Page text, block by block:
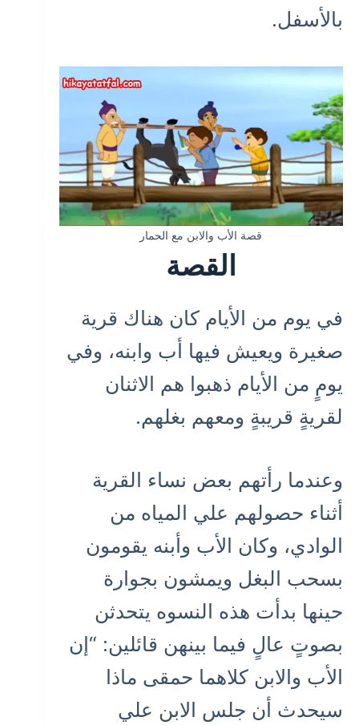
بالأسفل.
قصة الأب والابن مع الحمار
القصة
في يوم من الأيام كان هناك قرية
صغيرة ويعيش فيها أب وابنه، وفي
يومٍ من الأيام ذهبوا هم الاثنان
لقريةٍ قريبةٍ ومعهم بغلهم.
وعندما رأتهم بعض نساء القرية
أثناء حصولهم علي المياه من
الوادي، وكان الأب وأبنه يقومون
بسحب البغل ويمشون بجوارة
حينها بدأت هذه النسوه يتحدثن
بصوتٍ عالٍ فيما بينهن قائلين: “إن
الأب والابن كلاهما حمقى ماذا
سيحدث أن جلس الابن علي